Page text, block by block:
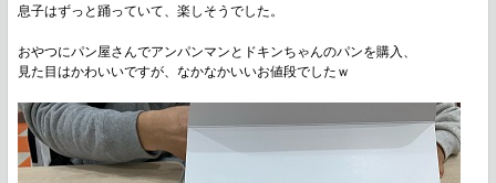
息子はずっと踊っていて、楽しそうでした。
おやつにパン屋さんでアンパンマンとドキンちゃんのパンを購入、
見た目はかわいいですが、なかなかいいお値段でしたｗ